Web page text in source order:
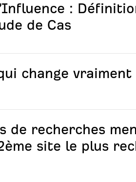
:
de Cas
change vraiment
de recherches
site le plus